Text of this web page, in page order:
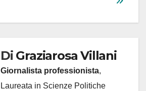
Di Graziarosa Villani
Giornalista professionista,
Laureata in Scienze Politiche